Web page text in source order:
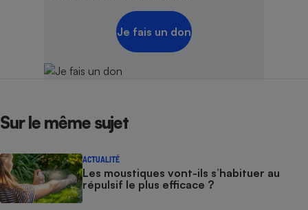
Je fais un don
Sur le même sujet
ACTUALITÉ
Les moustiques vont-ils s’habituer au
répulsif le plus efficace ?